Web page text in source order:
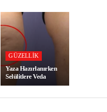
GÜZELLIK
Yaza Hazırlanırken
Selülitlere Veda